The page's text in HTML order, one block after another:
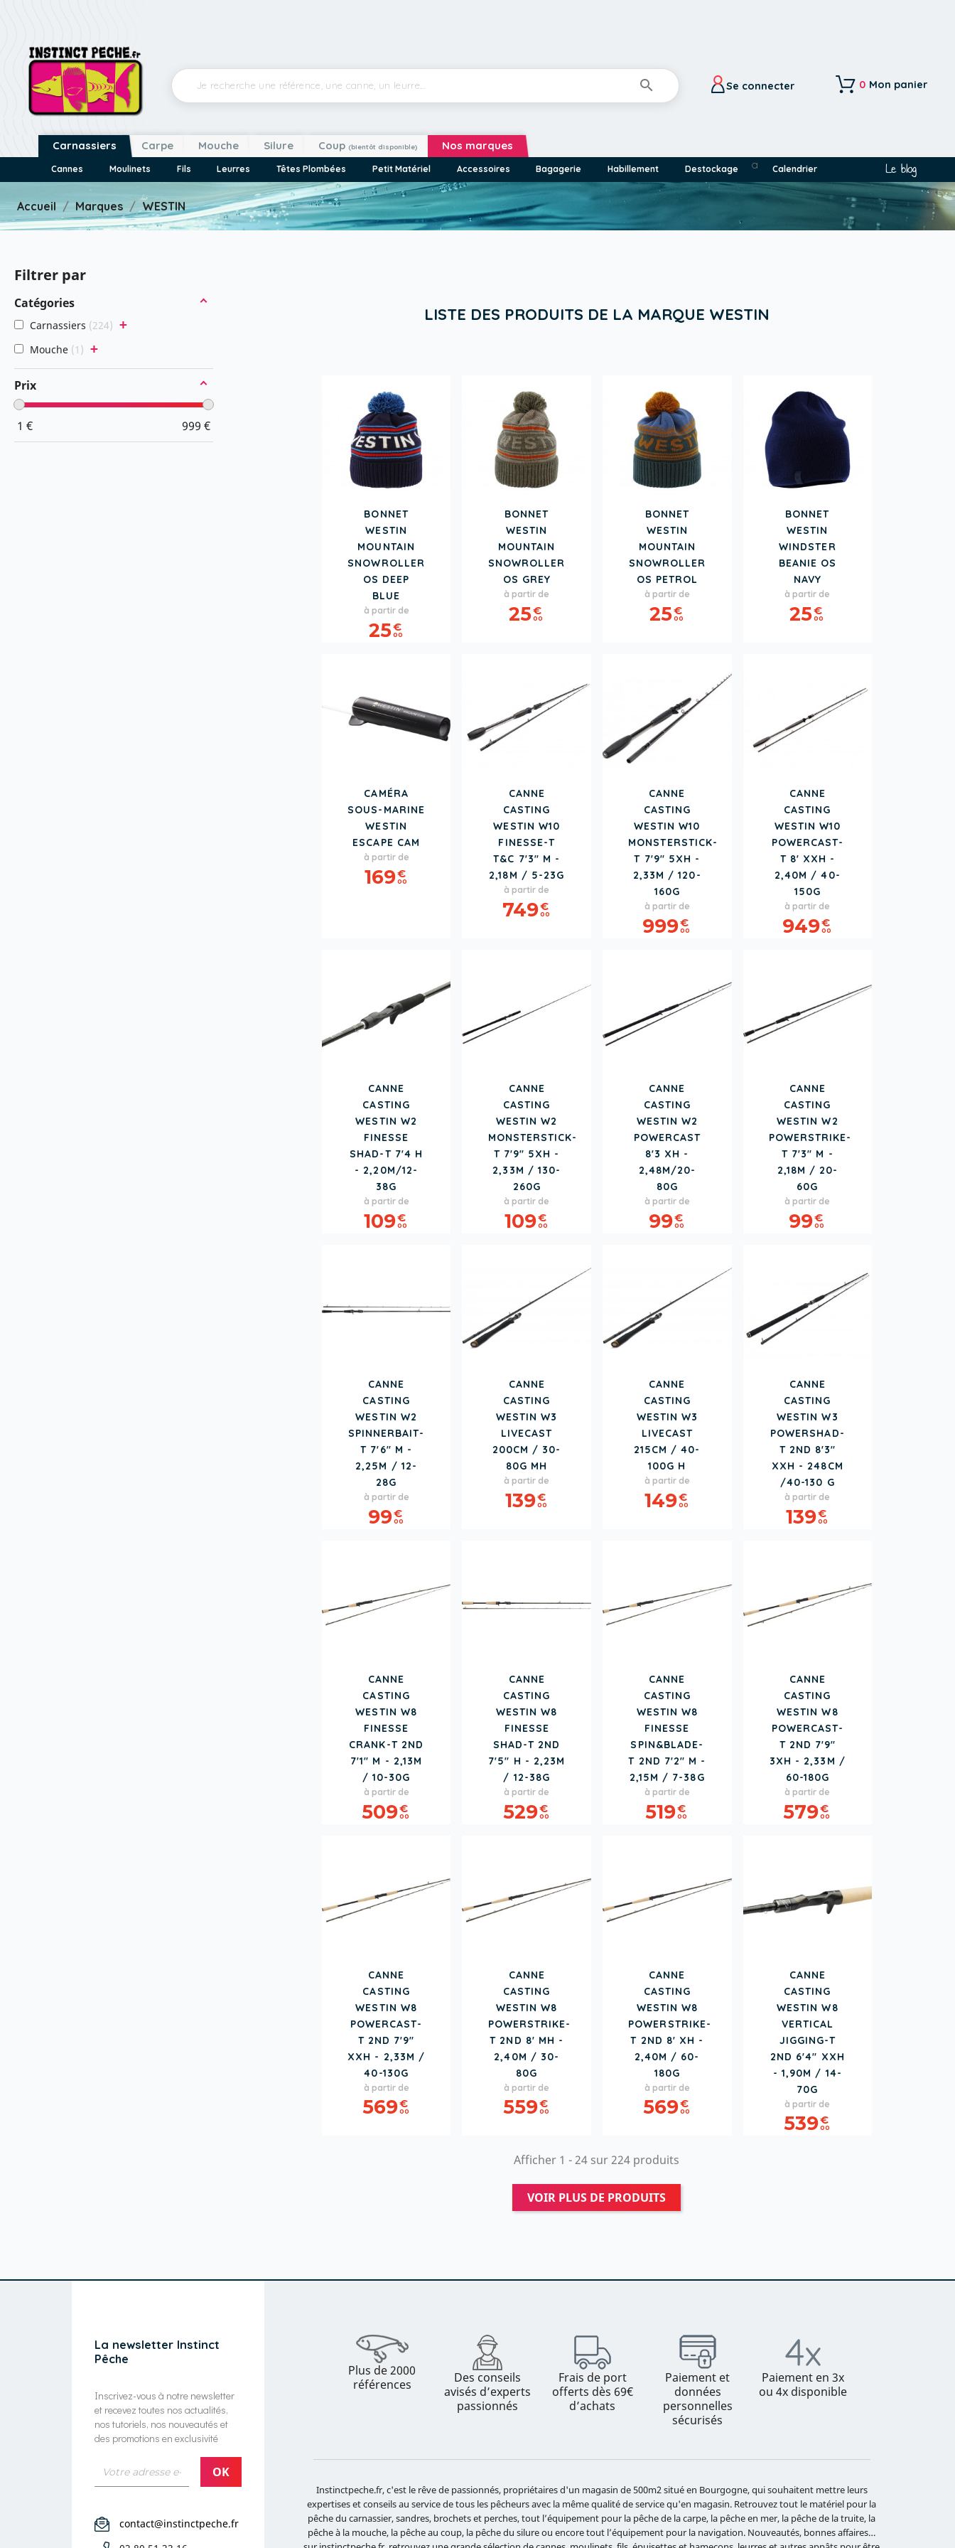
 Se connecter 0 Mon panier
Carnassiers Carpe Mouche Silure Coup (bientôt disponible) Nos marques
Cannes Moulinets Fils Leurres Têtes Plombées Petit Matériel Accessoires Bagagerie Habillement Destockage a Calendrier Le blog
Accueil Marques WESTIN
Filtrer par
Catégories
Carnassiers 224 +
Mouche 1 +
Prix
1 € 999 €
LISTE DES PRODUITS DE LA MARQUE WESTIN
BONNET
WESTIN
MOUNTAIN
SNOWROLLER
OS DEEP
BLUE
Prix
à partir de
25€
00
BONNET
WESTIN
MOUNTAIN
SNOWROLLER
OS GREY
Prix
à partir de
25€
00
BONNET
WESTIN
MOUNTAIN
SNOWROLLER
OS PETROL
Prix
à partir de
25€
00
BONNET
WESTIN
WINDSTER
BEANIE OS
NAVY
Prix
à partir de
25€
00
CAMÉRA
SOUS-MARINE
WESTIN
ESCAPE CAM
Prix
à partir de
169€
00
CANNE
CASTING
WESTIN W10
FINESSE-T
T&C 7'3" M -
2,18M / 5-23G
Prix
à partir de
749€
00
CANNE
CASTING
WESTIN W10
MONSTERSTICK-
T 7'9" 5XH -
2,33M / 120-
160G
Prix
à partir de
999€
00
CANNE
CASTING
WESTIN W10
POWERCAST-
T 8' XXH -
2,40M / 40-
150G
Prix
à partir de
949€
00
CANNE
CASTING
WESTIN W2
FINESSE
SHAD-T 7'4 H
- 2,20M/12-
38G
Prix
à partir de
109€
00
CANNE
CASTING
WESTIN W2
MONSTERSTICK-
T 7'9" 5XH -
2,33M / 130-
260G
Prix
à partir de
109€
00
CANNE
CASTING
WESTIN W2
POWERCAST
8'3 XH -
2,48M/20-
80G
Prix
à partir de
99€
00
CANNE
CASTING
WESTIN W2
POWERSTRIKE-
T 7'3" M -
2,18M / 20-
60G
Prix
à partir de
99€
00
CANNE
CASTING
WESTIN W2
SPINNERBAIT-
T 7'6" M -
2,25M / 12-
28G
Prix
à partir de
99€
00
CANNE
CASTING
WESTIN W3
LIVECAST
200CM / 30-
80G MH
Prix
à partir de
139€
00
CANNE
CASTING
WESTIN W3
LIVECAST
215CM / 40-
100G H
Prix
à partir de
149€
00
CANNE
CASTING
WESTIN W3
POWERSHAD-
T 2ND 8'3"
XXH - 248CM
/40-130 G
Prix
à partir de
139€
00
CANNE
CASTING
WESTIN W8
FINESSE
CRANK-T 2ND
7'1" M - 2,13M
/ 10-30G
Prix
à partir de
509€
00
CANNE
CASTING
WESTIN W8
FINESSE
SHAD-T 2ND
7'5" H - 2,23M
/ 12-38G
Prix
à partir de
529€
00
CANNE
CASTING
WESTIN W8
FINESSE
SPIN&BLADE-
T 2ND 7'2" M -
2,15M / 7-38G
Prix
à partir de
519€
00
CANNE
CASTING
WESTIN W8
POWERCAST-
T 2ND 7'9"
3XH - 2,33M /
60-180G
Prix
à partir de
579€
00
CANNE
CASTING
WESTIN W8
POWERCAST-
T 2ND 7'9"
XXH - 2,33M /
40-130G
Prix
à partir de
569€
00
CANNE
CASTING
WESTIN W8
POWERSTRIKE-
T 2ND 8' MH -
2,40M / 30-
80G
Prix
à partir de
559€
00
CANNE
CASTING
WESTIN W8
POWERSTRIKE-
T 2ND 8' XH -
2,40M / 60-
180G
Prix
à partir de
569€
00
CANNE
CASTING
WESTIN W8
VERTICAL
JIGGING-T
2ND 6'4" XXH
- 1,90M / 14-
70G
Prix
à partir de
539€
00
Afficher 1 - 24 sur 224 produits
VOIR PLUS DE PRODUITS
La newsletter Instinct
Pêche
Inscrivez-vous à notre newsletter
et recevez toutes nos actualités,
nos tutoriels, nos nouveautés et
des promotions en exclusivité
contact@instinctpeche.fr
Plus de 2000
références
Des conseils
avisés d’experts
passionnés
Frais de port
offerts dès 69€
d’achats
Paiement et
données
personnelles
sécurisés
Paiement en 3x
ou 4x disponible
Instinctpeche.fr, c'est le rêve de passionnés, propriétaires d'un magasin de 500m2 situé en Bourgogne, qui souhaitent mettre leurs
expertises et conseils au service de tous les pêcheurs avec la même qualité de service qu'en magasin. Retrouvez tout le matériel pour la
pêche du carnassier, sandres, brochets et perches, tout l’équipement pour la pêche de la carpe, la pêche en mer, la pêche de la truite, la
pêche à la mouche, la pêche au coup, la pêche du silure ou encore tout l’équipement pour la navigation. Nouveautés, bonnes affaires…